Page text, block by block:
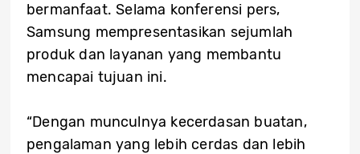
bermanfaat. Selama konferensi pers,
Samsung mempresentasikan sejumlah
produk dan layanan yang membantu
mencapai tujuan ini.
“Dengan munculnya kecerdasan buatan,
pengalaman yang lebih cerdas dan lebih